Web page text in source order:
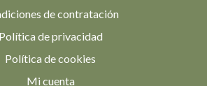
de contratación
Política de privacidad
Política de cookies
Mi cuenta